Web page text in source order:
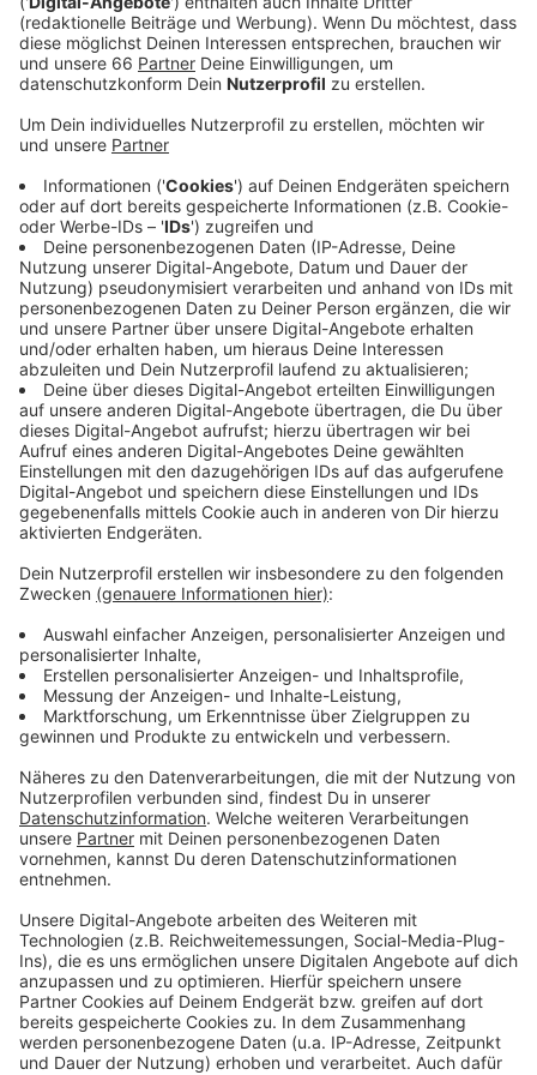
wir das Geld zurück haben oder den Gutschein
verlängern wollen. Der ADAC rät, sich lieber für
Geld zurück zu entscheiden. Lässt man nämlich
den Gutschein noch einmal verlängern, bekommt
man danach kein Geld mehr zurück und stünde mit
leeren Händen da, wenn der Veranstalter pleite
ginge.
Veröffentlicht: Mittwoch, 22.12.2021 13:38
Anzeige
Das Geld sollten wir in der Regel automatisch nach 14
Tagen zurückbekommen, da die Gutscheine Ende 2021
auslaufen. Der ADAC rät aber trotzdem dazu, noch
einmal beim Veranstalter nachzufragen. Geld zurück
bekommen wir allerdings nur, wenn die Reise vor
Beginn der Pandemie gebucht wurde.
Anzeige
Weitere Infos und Links zum Thema
Anzeige
Pressemeldung des ADAC
Weitere Infos rund ums Reiserecht
Anzeige
Anzeige